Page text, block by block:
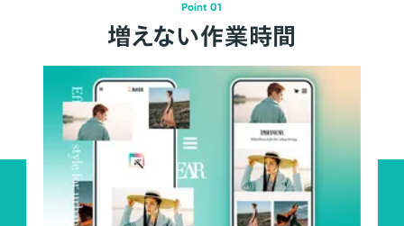
Point 01
増えない作業時間